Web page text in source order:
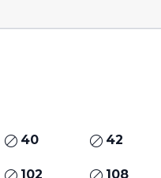
40 42
102 108